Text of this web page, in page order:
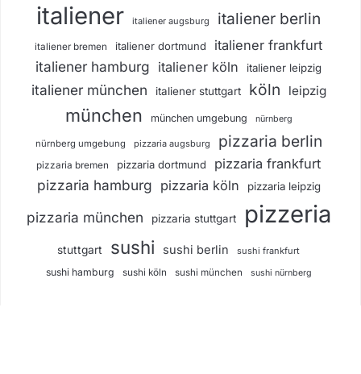
italiener italiener augsburg italiener berlin
italiener bremen italiener dortmund italiener frankfurt
italiener hamburg italiener köln italiener leipzig
italiener münchen italiener stuttgart köln leipzig
münchen münchen umgebung nürnberg
nürnberg umgebung pizzaria augsburg pizzaria berlin
pizzaria bremen pizzaria dortmund pizzaria frankfurt
pizzaria hamburg pizzaria köln pizzaria leipzig
pizzaria münchen pizzaria stuttgart pizzeria
stuttgart sushi sushi berlin sushi frankfurt
sushi hamburg sushi köln sushi münchen sushi nürnberg